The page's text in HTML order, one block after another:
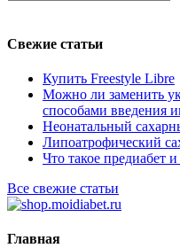
Свежие статьи
Купить Freestyle Libre
Можно ли заменить
способами введения
Неонатальный
Липоатрофический
Что такое предиабет
Все свежие статьи
Главная